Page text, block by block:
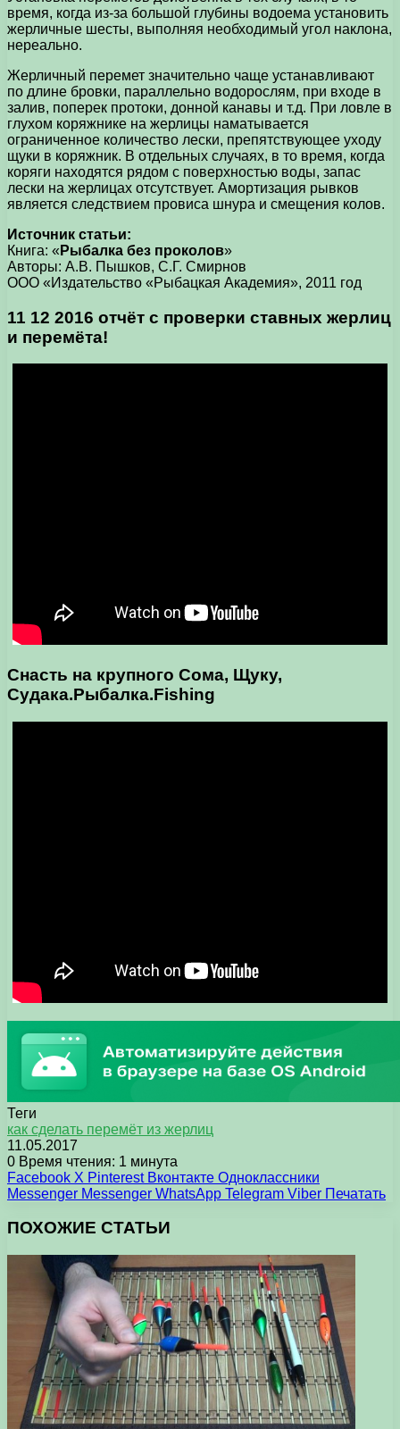
время, когда из-за большой глубины водоема установить
жерличные шесты, выполняя необходимый угол наклона,
нереально.
Жерличный перемет значительно чаще устанавливают
по длине бровки, параллельно водорослям, при входе в
залив, поперек протоки, донной канавы и т.д. При ловле в
глухом коряжнике на жерлицы наматывается
ограниченное количество лески, препятствующее уходу
щуки в коряжник. В отдельных случаях, в то время, когда
коряги находятся рядом с поверхностью воды, запас
лески на жерлицах отсутствует. Амортизация рывков
является следствием провиса шнура и смещения колов.
Источник статьи:
Книга: « Рыбалка без проколов»
Авторы: А.В. Пышков, С.Г. Смирнов
ООО «Издательство «Рыбацкая Академия», 2011 год
11 12 2016 отчёт с проверки ставных жерлиц
и перемёта!
Снасть на крупного Сома, Щуку,
Судака.Рыбалка.Fishing
Теги
как сделать перемёт из жерлиц
11.05.2017
0 Время чтения: 1 минута
Facebook X Pinterest Вконтакте Одноклассники
Messenger Messenger WhatsApp Telegram Viber Печатать
ПОХОЖИЕ СТАТЬИ